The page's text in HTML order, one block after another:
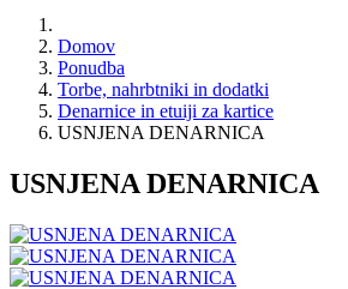
Domov
Ponudba
Torbe, nahrbtniki in dodatki
Denarnice in etuiji za kartice
USNJENA DENARNICA
USNJENA DENARNICA